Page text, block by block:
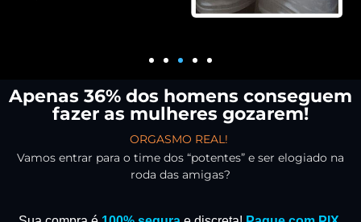
Apenas 36% dos homens conseguem
fazer as mulheres gozarem!
ORGASMO REAL!
Vamos entrar para o time dos “potentes” e ser elogiado na
roda das amigas?